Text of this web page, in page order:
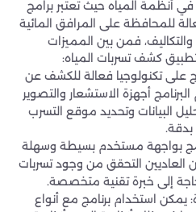
أنظمة المياه حيث تعتبر برامج
للمحافظة على المرافق المائية
والتكاليف، فمن بين المميزات
كشف تسربات المياه:
على تكنولوجيا فعالة للكشف عن
أجهزة الاستشعار والتصوير
البيانات وتحديد موقع التسرب
بدقة.
بواجهة مستخدم بسيطة وسهلة
العاديين التحقق من وجود تسربات
إلى خبرة تقنية متخصصة.
استخدام برنامج مع أنواع